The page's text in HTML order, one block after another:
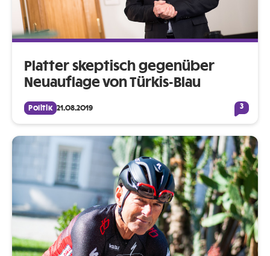
Platter skeptisch gegenüber
Neuauflage von Türkis-Blau
Politik 21.08.2019 3